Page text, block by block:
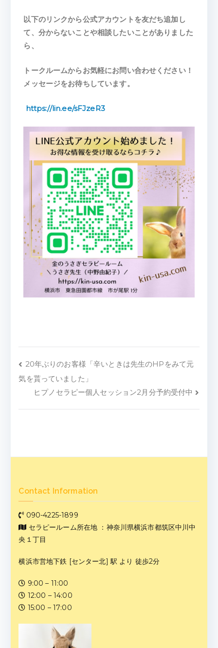
以下のリンクから公式アカウントを友だち追加し
て、分からないことや相談したいことがありました
ら、
トークルームからお気軽にお問い合わせください！
メッセージをお待ちしています。
https://lin.ee/sFJzeR3
20年ぶりのお客様「辛いときは先生のHPをみて元
気を貰っていました」
ヒプノセラピー個人セッション2月分予約受付中
Contact Information
090-4225-1899
セラピールーム所在地 ：神奈川県横浜市都筑区中川中
央１丁目
横浜市営地下鉄 [センター北] 駅 より 徒歩2分
9:00 – 11:00
12:00 – 14:00
15:00 – 17:00